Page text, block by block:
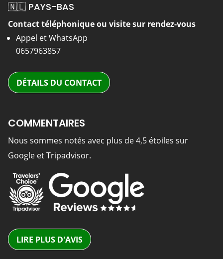
🇳🇱 PAYS-BAS
Contact téléphonique ou visite sur rendez-vous
Appel et WhatsApp
0657963857
DÉTAILS DU CONTACT
COMMENTAIRES
Nous sommes notés avec plus de 4,5 étoiles sur
Google et Tripadvisor.
LIRE PLUS D'AVIS